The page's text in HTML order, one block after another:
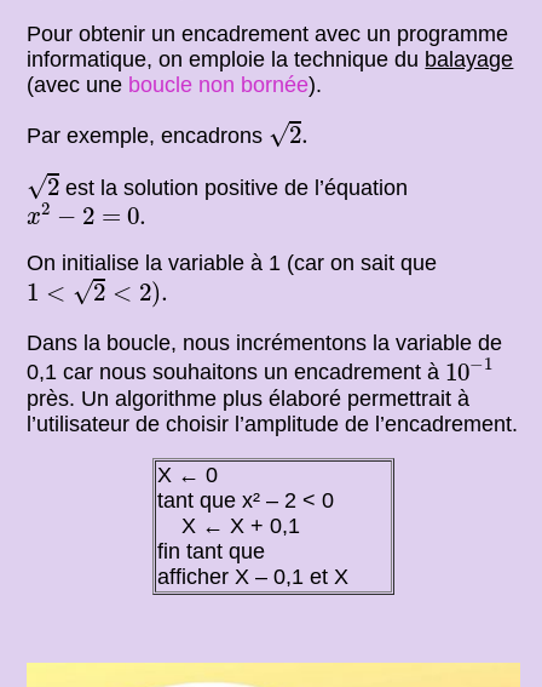
Pour obtenir un encadrement avec un programme
informatique, on emploie la technique du balayage
(avec une boucle non bornée).
Par exemple, encadrons √2.
.
√2 est la solution positive de l’équation
x2 − 2 = 0.
x2−2= 0.
On initialise la variable à 1 (car on sait que
1 < √2 < 2).
1< 2<2).
Dans la boucle, nous incrémentons la variable de
0,1 car nous souhaitons un encadrement à 10−1
10 −1
près. Un algorithme plus élaboré permettrait à
l’utilisateur de choisir l’amplitude de l’encadrement.
X ← 0
tant que x² – 2 < 0
X ← X + 0,1
fin tant que
afficher X – 0,1 et X